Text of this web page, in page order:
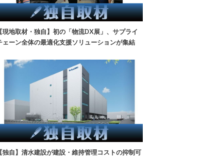
【現地取材・独自】初の「物流DX展」、サプライ
ェーン全体の最適化支援ソリューションが集結
【独自】清水建設が建設・維持管理コストの抑制可